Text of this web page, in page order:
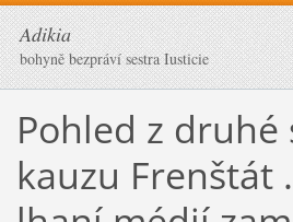
Adikia
bohyně bezpráví sestra Iusticie
Pohled z druhé
kauzu Frenštát